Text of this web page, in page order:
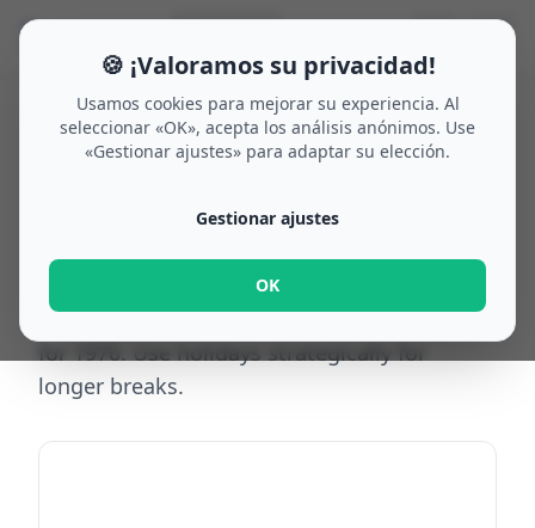
🗓
/ Bridge days 1970 / Austria / Steiermark
Bridge days
Steiermark1970
Top bridge-day opportunities in Steiermark
for 1970. Use holidays strategically for
longer breaks.
🍪 ¡Valoramos su privacidad!
Usamos cookies para mejorar su experiencia. Al
seleccionar «OK», acepta los análisis anónimos. Use
«Gestionar ajustes» para adaptar su elección.
Gestionar ajustes
OK